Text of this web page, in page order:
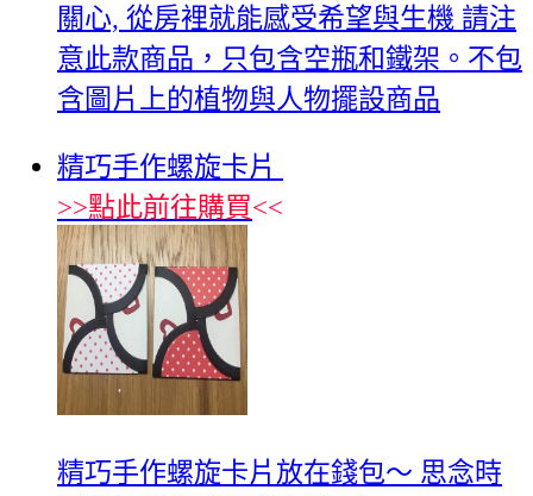
關心, 從房裡就能感受希望與生機 請注
意此款商品，只包含空瓶和鐵架。不包
含圖片上的植物與人物擺設商品
精巧手作螺旋卡片
>>點此前往購買<<
精巧手作螺旋卡片放在錢包～ 思念時